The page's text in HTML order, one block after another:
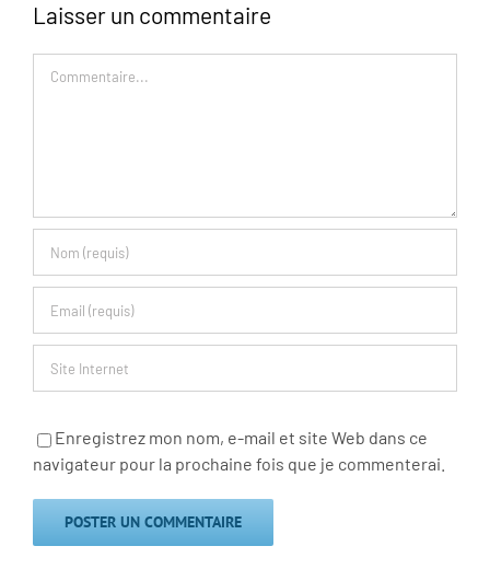
Laisser un commentaire
Enregistrez mon nom, e-mail et site Web dans ce
navigateur pour la prochaine fois que je commenterai.